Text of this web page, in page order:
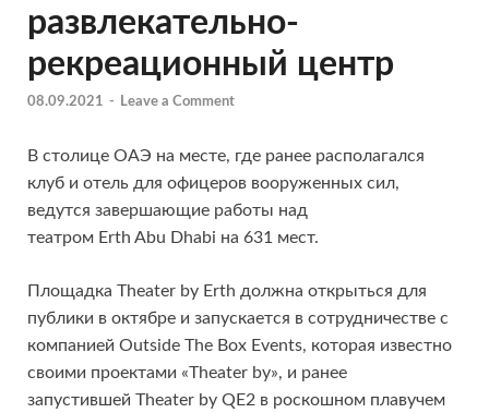
развлекательно-
рекреационный центр
08.09.2021 - Leave a Comment
В столице ОАЭ на месте, где ранее располагался
клуб и отель для офицеров вооруженных сил,
ведутся завершающие работы над
театром Erth Abu Dhabi на 631 мест.
Площадка Theater by Erth должна открыться для
публики в октябре и запускается в сотрудничестве с
компанией Outside The Box Events, которая известно
своими проектами «Theater by», и ранее
запустившей Theater by QE2 в роскошном плавучем